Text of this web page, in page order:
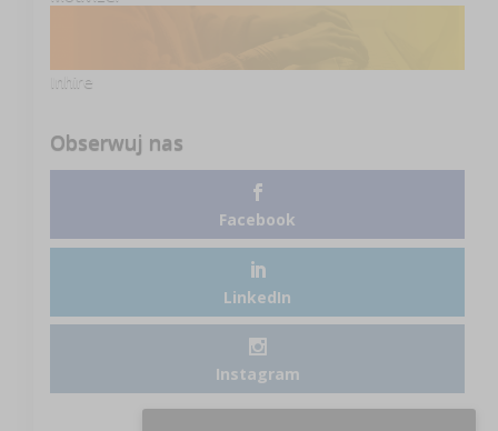
Inhire
Obserwuj nas
Facebook
LinkedIn
Instagram